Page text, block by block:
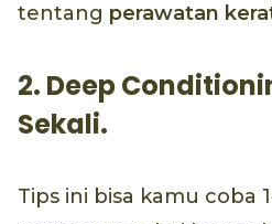
tentang perawatan
2. Deep
Sekali.
Tips ini bisa kamu coba